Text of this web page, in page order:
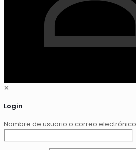
✕
Login
Nombre de usuario o correo electrónico